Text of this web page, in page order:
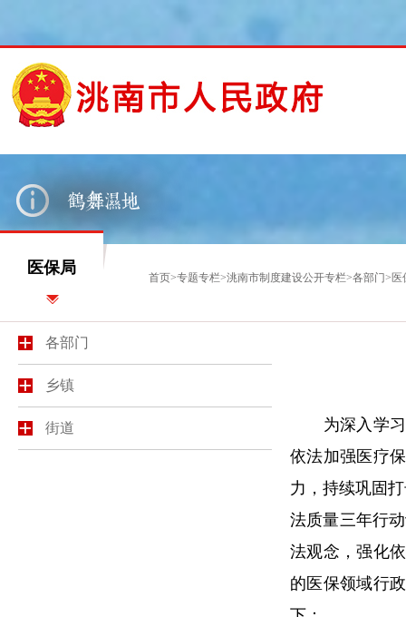
医保局
首页>专题专栏>洮南市制度建设公开专栏>各部门> 医
各部门
乡镇
街道
为深入学习
依法加强医疗
力，持续巩固
法质量三年行
法观念，强化
的医保领域行